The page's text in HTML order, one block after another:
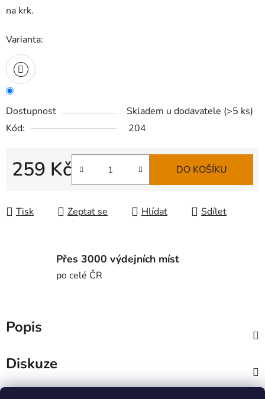
na krk.
Varianta:
Dostupnost Skladem u dodavatele (>5 ks)
Kód:
204
259 Kč DO KOŠÍKU
Tisk Zeptat se Hlídat Sdílet
Přes 3000 výdejních míst
po celé ČR
Popis
Diskuze